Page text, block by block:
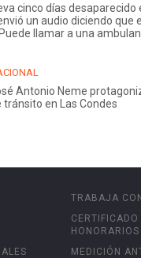
cinco días
un audio diciendo que
llamar a una
Antonio Neme
tránsito en Las Condes
TRABAJA
CERTIFICADO
MEDICIÓN